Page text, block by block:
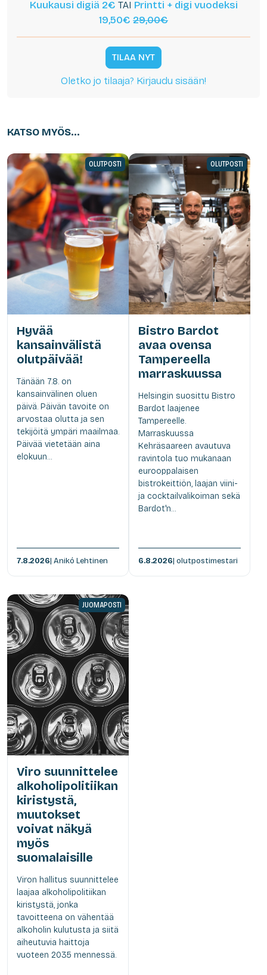
Kuukausi digiä 2€ TAI Printti + digi vuodeksi
19,50€ 29,00€
TILAA NYT
Oletko jo tilaaja? Kirjaudu sisään!
KATSO MYÖS...
OLUTPOSTI
Hyvää
kansainvälistä
olutpäivää!
Tänään 7.8. on
kansainvälinen oluen
päivä. Päivän tavoite on
arvostaa olutta ja sen
tekijöitä ympäri maailmaa.
Päivää vietetään aina
elokuun...
7.8.2026| Anikó Lehtinen
OLUTPOSTI
Bistro Bardot
avaa ovensa
Tampereella
marraskuussa
Helsingin suosittu Bistro
Bardot laajenee
Tampereelle.
Marraskuussa
Kehräsaareen avautuva
ravintola tuo mukanaan
eurooppalaisen
bistrokeittiön, laajan viini-
ja cocktailvalikoiman sekä
Bardot'n...
6.8.2026| olutpostimestari
JUOMAPOSTI
Viro suunnittelee
alkoholipolitiikan
kiristystä,
muutokset
voivat näkyä
myös
suomalaisille
Viron hallitus suunnittelee
laajaa alkoholipolitiikan
kiristystä, jonka
tavoitteena on vähentää
alkoholin kulutusta ja siitä
aiheutuvia haittoja
vuoteen 2035 mennessä.